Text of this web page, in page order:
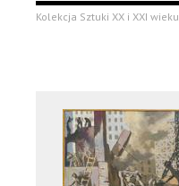
Kolekcja Sztuki XX i XXI wieku